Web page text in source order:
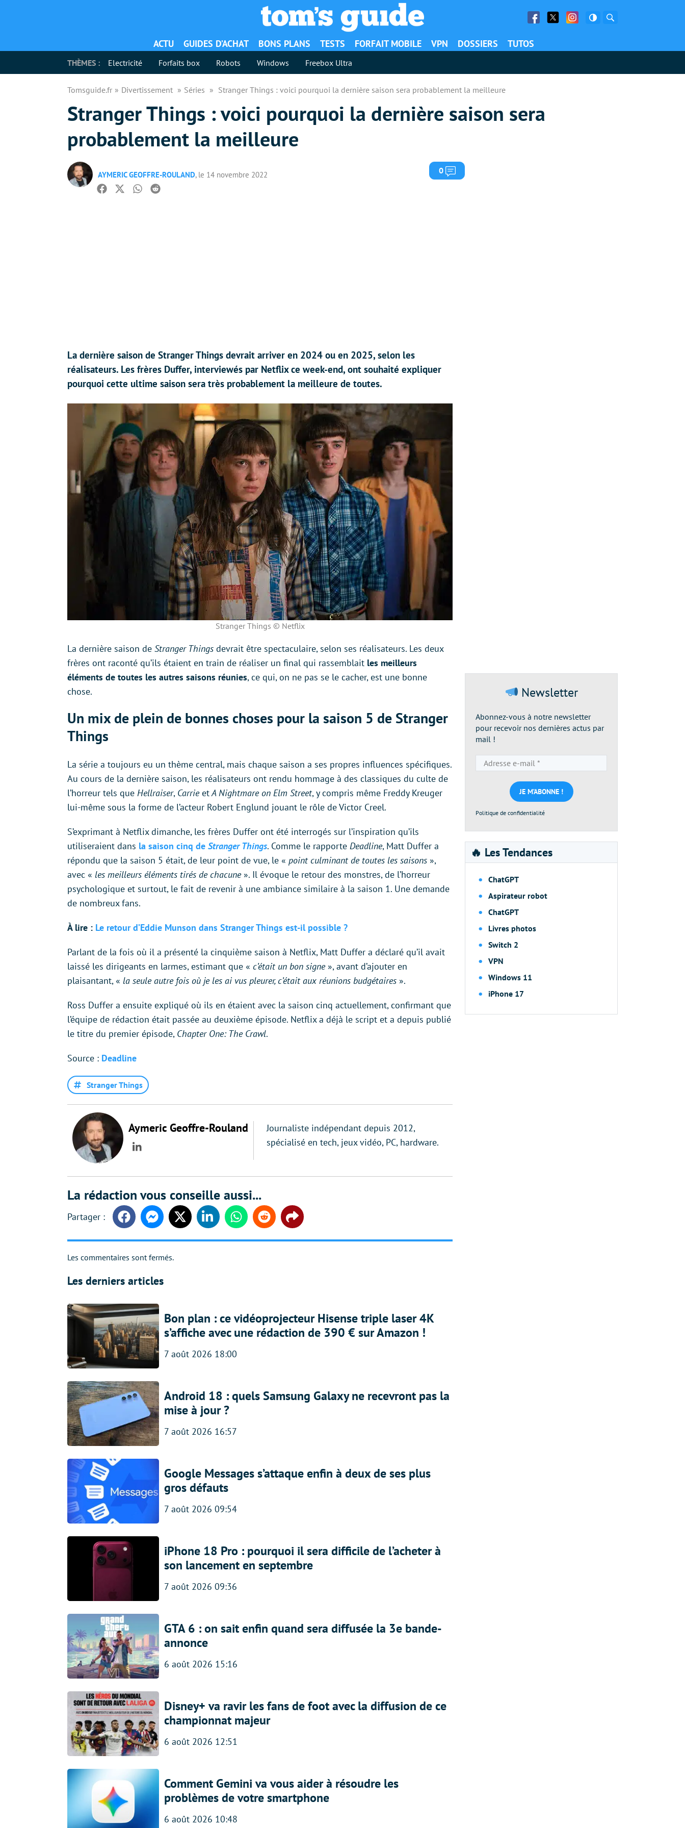
Facebook
Twitter Facebook
ACTU GUIDES D’ACHAT BONS PLANS TESTS FORFAIT MOBILE VPN DOSSIERS TUTOS
THÈMES : Electricité Forfaits box Robots Windows Freebox Ultra
Tomsguide.fr Divertissement Séries Stranger Things : voici pourquoi la dernière saison sera probablement la meilleure
Stranger Things : voici pourquoi la dernière saison sera
probablement la meilleure
AYMERIC GEOFFRE-ROULAND, le 14 novembre 2022 0 Commentaires
Facebook
TwitterWhatsapp
Reddit
La dernière saison de Stranger Things devrait arriver en 2024 ou en 2025, selon les
réalisateurs. Les frères Duffer, interviewés par Netflix ce week-end, ont souhaité expliquer
pourquoi cette ultime saison sera très probablement la meilleure de toutes.
Stranger Things © Netflix
La dernière saison de Stranger Things devrait être spectaculaire, selon ses réalisateurs. Les deux
frères ont raconté qu’ils étaient en train de réaliser un final qui rassemblait les meilleurs
éléments de toutes les autres saisons réunies, ce qui, on ne pas se le cacher, est une bonne
chose.
Un mix de plein de bonnes choses pour la saison 5 de Stranger
Things
La série a toujours eu un thème central, mais chaque saison a ses propres influences spécifiques.
Au cours de la dernière saison, les réalisateurs ont rendu hommage à des classiques du culte de
l’horreur tels que Hellraiser, CarrieetA Nightmare on Elm Street, y compris même Freddy Kreuger
lui-même sous la forme de l’acteur Robert Englund jouant le rôle de Victor Creel.
S’exprimant à Netflix dimanche, les frères Duffer ont été interrogés sur l’inspiration qu’ils
utiliseraient dans la saison cinq de Stranger Things. Comme le rapporte Deadline, Matt Duffer a
répondu que la saison 5 était, de leur point de vue, le « point culminant de toutes les saisons »,
avec « les meilleurs éléments tirés de chacune». Il évoque le retour des monstres, de l’horreur
psychologique et surtout, le fait de revenir à une ambiance similaire à la saison 1. Une demande
de nombreux fans.
À lire : Le retour d’Eddie Munson dans Stranger Things est-il possible ?
Parlant de la fois où il a présenté la cinquième saison à Netflix, Matt Duffer a déclaré qu’il avait
laissé les dirigeants en larmes, estimant que « c’était un bon signe», avant d’ajouter en
plaisantant, « la seule autre fois où je les ai vus pleurer, c’était aux réunions budgétaires ».
Ross Duffer a ensuite expliqué où ils en étaient avec la saison cinq actuellement, confirmant que
l’équipe de rédaction était passée au deuxième épisode. Netflix a déjà le script et a depuis publié
le titre du premier épisode, Chapter One: The Crawl.
Source : Deadline
Stranger Things
Aymeric Geoffre-Rouland
LinkedIn
Journaliste indépendant depuis 2012,
spécialisé en tech, jeux vidéo, PC, hardware.
La rédaction vous conseille aussi...
FacebookMessengerTwitter LinkedinWhatsappReddit Share
Les commentaires sont fermés.
Les derniers articles
Bon plan : ce vidéoprojecteur Hisense triple laser 4K
s’affiche avec une rédaction de 390 € sur Amazon !
7 août 2026 18:00
Android 18 : quels Samsung Galaxy ne recevront pas la
mise à jour ?
7 août 2026 16:57
Google Messages s’attaque enfin à deux de ses plus
gros défauts
7 août 2026 09:54
iPhone 18 Pro : pourquoi il sera difficile de l’acheter à
son lancement en septembre
7 août 2026 09:36
GTA 6 : on sait enfin quand sera diffusée la 3e bande-
annonce
6 août 2026 15:16
Disney+ va ravir les fans de foot avec la diffusion de ce
championnat majeur
6 août 2026 12:51
Comment Gemini va vous aider à résoudre les
problèmes de votre smartphone
6 août 2026 10:48
Newsletter
Abonnez-vous à notre newsletter
pour recevoir nos dernières actus par
mail !
e-
mail
*
Politique de confidentialité
🔥 Les Tendances
ChatGPT
Aspirateur robot
ChatGPT
Livres photos
Switch 2
VPN
Windows 11
iPhone 17